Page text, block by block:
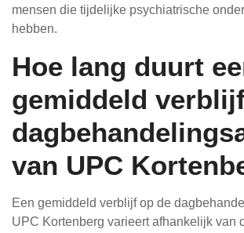
mensen die tijdelijke psychiatrische
hebben.
Hoe lang duurt
gemiddeld
van UPC
Een gemiddeld verblijf op de
UPC Kortenberg varieert afhankelijk van